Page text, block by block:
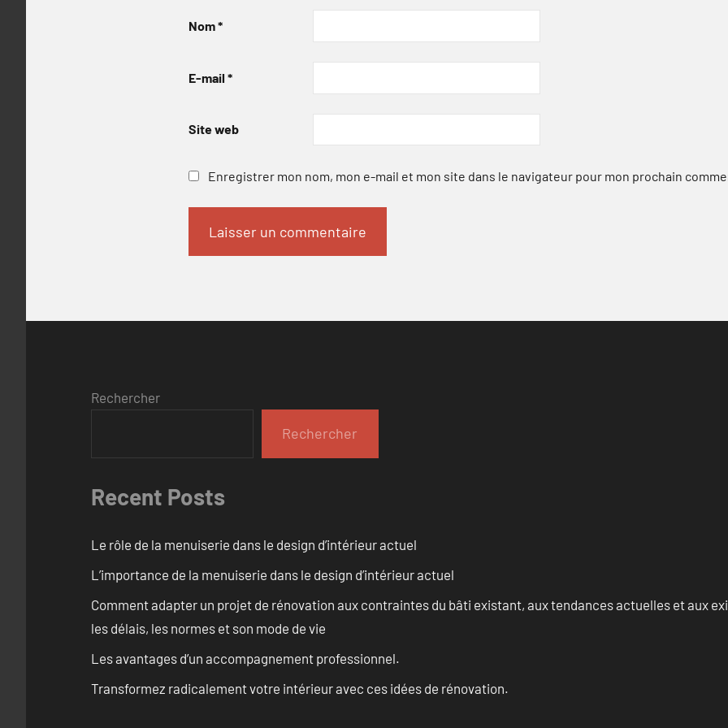
Nom*
E-mail *
Site web
Enregistrer mon nom, mon e-mail et mon site dans le navigateur pour mon prochain
Rechercher
Rechercher
Recent Posts
Le rôle de la menuiserie dans le design d’intérieur actuel
L’importance de la menuiserie dans le design d’intérieur actuel
Comment adapter un projet de rénovation aux contraintes du bâti existant, aux tendances actuelles et aux
les délais, les normes et son mode de vie
Les avantages d’un accompagnement professionnel.
Transformez radicalement votre intérieur avec ces idées de rénovation.